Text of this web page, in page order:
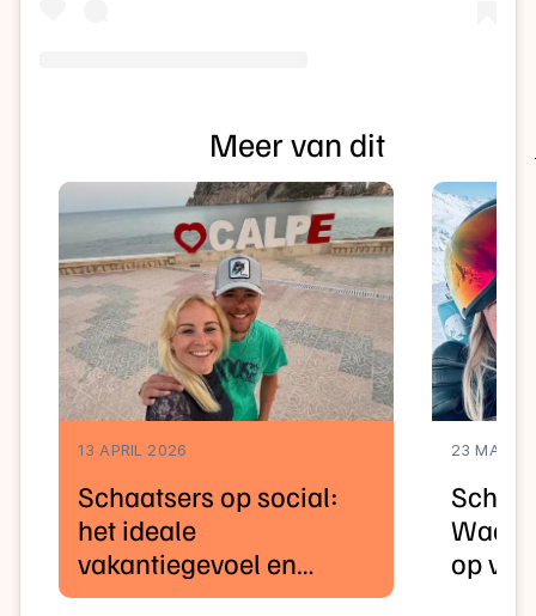
Meer van dit
13 APRIL 2026
Schaatsers op social:
het ideale
vakantiegevoel en
babynieuws
23
Waar
op